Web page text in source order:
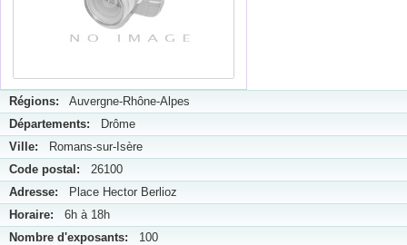
Régions: Auvergne-Rhône-Alpes
Départements: Drôme
Ville: Romans-sur-Isère
Code postal: 26100
Adresse: Place Hector Berlioz
Horaire: 6h à 18h
Nombre d'exposants: 100